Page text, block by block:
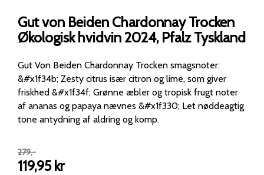
Gut von Beiden Chardonnay Trocken
Økologisk hvidvin 2024, Pfalz Tyskland
Gut Von Beiden Chardonnay Trocken smagsnoter:
&#x1f34b; Zesty citrus især citron og lime, som giver
friskhed &#x1f34f; Grønne æbler og tropisk frugt noter
af ananas og papaya nævnes &#x1f330; Let nøddeagtig
tone antydning af aldring og komp.
279,-
119,95kr